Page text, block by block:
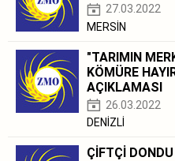
27.03.2022
MERSİN
"TARIMIN
KÖMÜRE
AÇIKLAMASI
26.03.2022
DENİZLİ
ÇİFTÇİ